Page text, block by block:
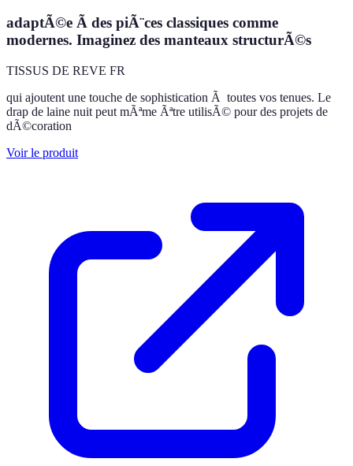
adaptÃ©e Ã des piÃ¨ces classiques comme
modernes. Imaginez des manteaux structurÃ©s
TISSUS DE REVE FR
qui ajoutent une touche de sophistication Ã toutes vos tenues. Le
drap de laine nuit peut mÃªme Ãªtre utilisÃ© pour des projets de
dÃ©coration
Voir le produit